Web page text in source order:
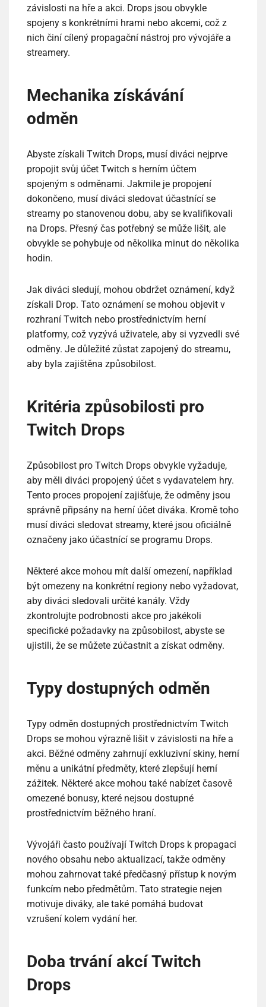
závislosti na hře a akci. Drops jsou obvykle
spojeny s konkrétními hrami nebo akcemi, což z
nich činí cílený propagační nástroj pro vývojáře a
streamery.
Mechanika získávání
odměn
Abyste získali Twitch Drops, musí diváci nejprve
propojit svůj účet Twitch s herním účtem
spojeným s odměnami. Jakmile je propojení
dokončeno, musí diváci sledovat účastnící se
streamy po stanovenou dobu, aby se kvalifikovali
na Drops. Přesný čas potřebný se může lišit, ale
obvykle se pohybuje od několika minut do několika
hodin.
Jak diváci sledují, mohou obdržet oznámení, když
získali Drop. Tato oznámení se mohou objevit v
rozhraní Twitch nebo prostřednictvím herní
platformy, což vyzývá uživatele, aby si vyzvedli své
odměny. Je důležité zůstat zapojený do streamu,
aby byla zajištěna způsobilost.
Kritéria způsobilosti pro
Twitch Drops
Způsobilost pro Twitch Drops obvykle vyžaduje,
aby měli diváci propojený účet s vydavatelem hry.
Tento proces propojení zajišťuje, že odměny jsou
správně připsány na herní účet diváka. Kromě toho
musí diváci sledovat streamy, které jsou oficiálně
označeny jako účastnící se programu Drops.
Některé akce mohou mít další omezení, například
být omezeny na konkrétní regiony nebo vyžadovat,
aby diváci sledovali určité kanály. Vždy
zkontrolujte podrobnosti akce pro jakékoli
specifické požadavky na způsobilost, abyste se
ujistili, že se můžete zúčastnit a získat odměny.
Typy dostupných odměn
Typy odměn dostupných prostřednictvím Twitch
Drops se mohou výrazně lišit v závislosti na hře a
akci. Běžné odměny zahrnují exkluzivní skiny, herní
měnu a unikátní předměty, které zlepšují herní
zážitek. Některé akce mohou také nabízet časově
omezené bonusy, které nejsou dostupné
prostřednictvím běžného hraní.
Vývojáři často používají Twitch Drops k propagaci
nového obsahu nebo aktualizací, takže odměny
mohou zahrnovat také předčasný přístup k novým
funkcím nebo předmětům. Tato strategie nejen
motivuje diváky, ale také pomáhá budovat
vzrušení kolem vydání her.
Doba trvání akcí Twitch
Drops